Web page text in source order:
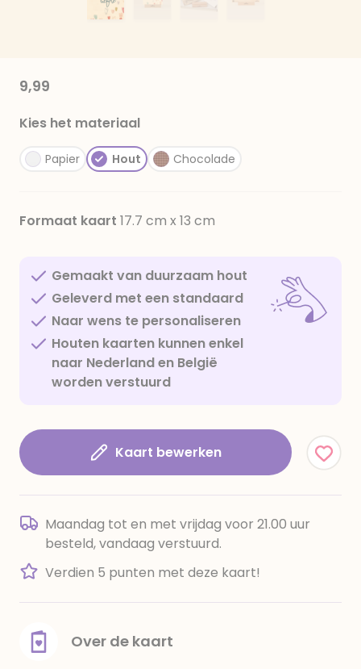
9,99
Kies het materiaal
Papier Hout Chocolade
Formaat kaart 17.7 cm x 13 cm
Gemaakt van duurzaam hout
Geleverd met een standaard
Naar wens te personaliseren
Houten kaarten kunnen enkel
naar Nederland en België
worden verstuurd
Kaart bewerken
Maandag tot en met vrijdag voor 21.00 uur
besteld, vandaag verstuurd.
Verdien 5 punten met deze kaart!
Over de kaart